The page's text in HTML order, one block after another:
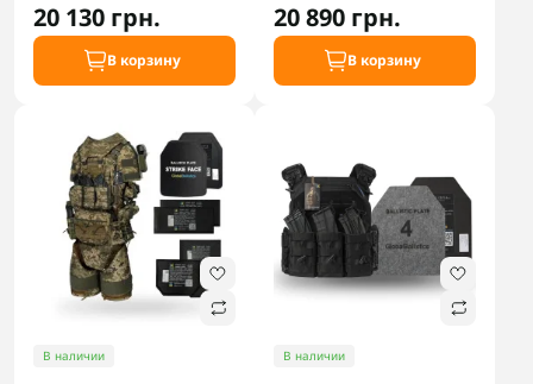
20 130 грн.
В корзину
20 890 грн.
В корзину
В наличии В наличии